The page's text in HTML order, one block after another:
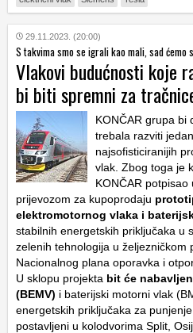
29.11.2023. (20:00)
S takvima smo se igrali kao mali, sad ćemo
Vlakovi budućnosti koje
bi biti spremni za
KONČAR grupa bi
trebala razviti
najsofisticiranijih
vlak. Zbog toga je
KONČAR
prijevozom za kupoprodaju
elektromotornog vlaka i
stabilnih energetskih priključaka u
zelenih tehnologija u željezničkom
Nacionalnog plana oporavka i
U sklopu projekta bit će
(BEMV) i baterijski motorni vlak
energetskih priključaka za
postavljeni u kolodvorima Split,